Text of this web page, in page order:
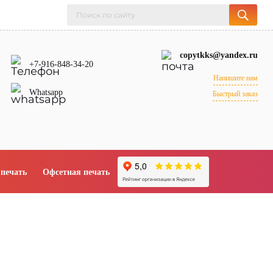
+7-916-848-34-20
Whatsapp
copytkks@yandex.ru
Напишите нам
Быстрый заказ
Офсетная печать